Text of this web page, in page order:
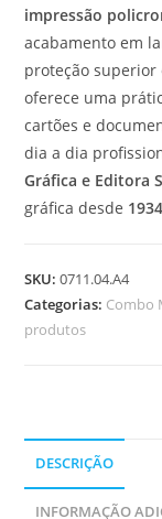
impressão
acabamento em
proteção superior
oferece uma
cartões e
dia a dia
Gráfica e Editora
gráfica desde
SKU:0711.04.A4
Categorias: Combo
produtos
DESCRIÇÃO
INFORMAÇÃO